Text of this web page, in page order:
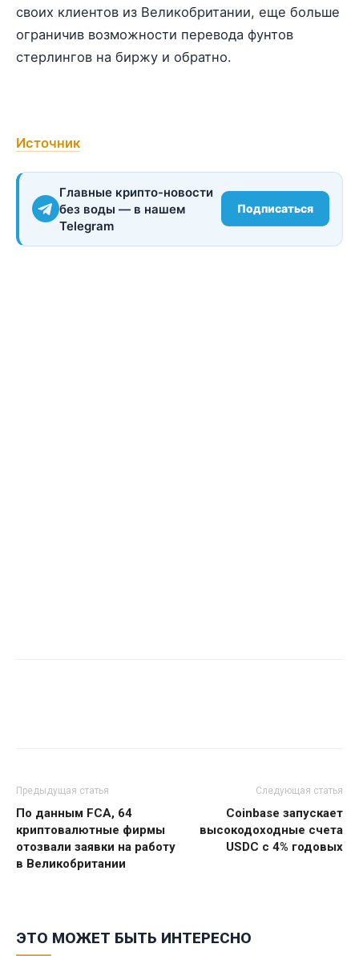
своих клиентов из Великобритании, еще больше
ограничив возможности перевода фунтов
стерлингов на биржу и обратно.
Источник
Главные крипто-новости
без воды — в нашем
Telegram
Подписаться
Предыдущая статья
По данным FCA, 64
криптовалютные фирмы
отозвали заявки на работу
в Великобритании
Следующая статья
Coinbase запускает
высокодоходные счета
USDC с 4% годовых
ЭТО МОЖЕТ БЫТЬ ИНТЕРЕСНО